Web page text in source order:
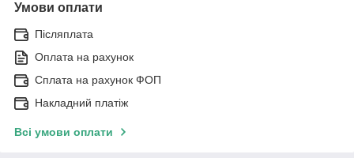
Умови оплати
Післяплата
Оплата на рахунок
Сплата на рахунок ФОП
Накладний платіж
Всі умови оплати